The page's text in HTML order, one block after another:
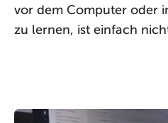
vor dem Computer oder
zu lernen, ist einfach